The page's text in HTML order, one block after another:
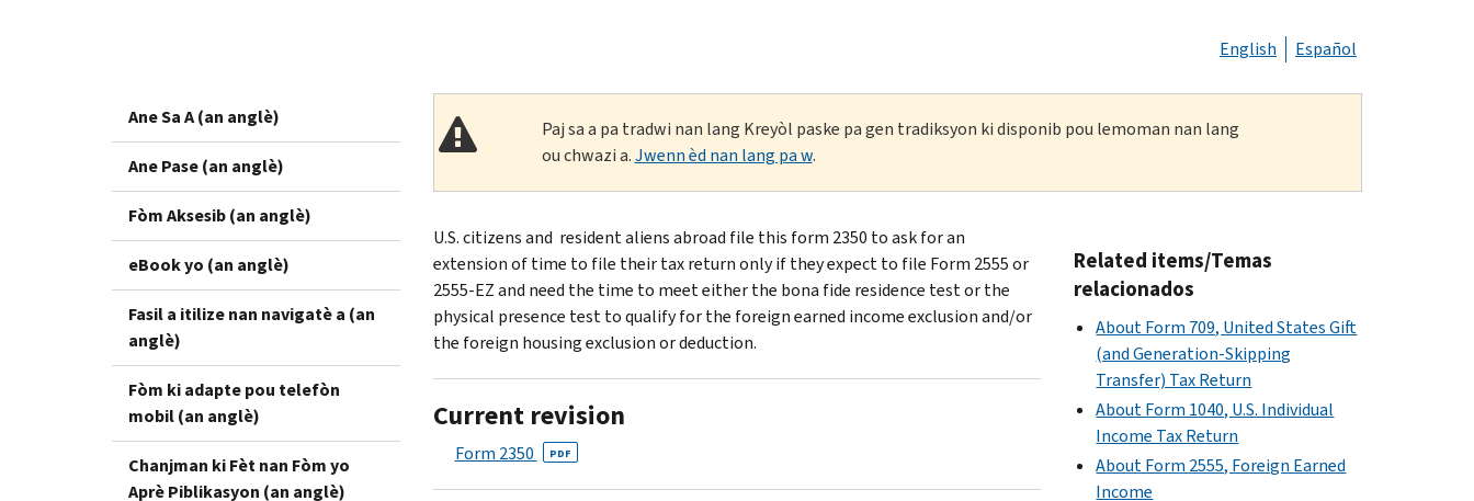
English Español
Ane Sa A (an anglè)
Ane Pase (an anglè)
Fòm Aksesib (an anglè)
eBook yo (an anglè)
Fasil a itilize nan navigatè a (an
anglè)
Fòm ki adapte pou telefòn
mobil (an anglè)
Chanjman ki Fèt nan Fòm yo
Aprè Piblikasyon (an anglè)
Paj sa a pa tradwi nan lang Kreyòl paske pa gen tradiksyon ki disponib pou lemoman nan lang
ou chwazi a.Jwenn èd nan lang pa w.
U.S. citizens and resident aliens abroad file this form 2350 to ask for an
extension of time to file their tax return only if they expect to file Form 2555 or
2555-EZ and need the time to meet either the bona fide residence test or the
physical presence test to qualify for the foreign earned income exclusion and/or
the foreign housing exclusion or deduction.
Current revision
Form 2350 PDF
Related items/Temas
relacionados
About Form 709, United States Gift
(and Generation-Skipping
Transfer) Tax Return
About Form 1040, U.S. Individual
Income Tax Return
About Form 2555, Foreign Earned
Income